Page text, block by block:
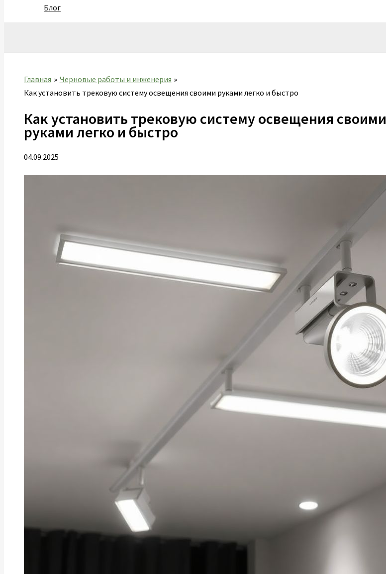
Блог
Главная
Черновые работы и инженерия
Как установить трековую систему освещения своими руками легко и быстро
Как установить трековую систему освещения своими
руками легко и быстро
04.09.2025